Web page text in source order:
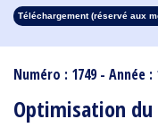
Numéro : 1749 - Année :
Optimisation
1913
1912 1911 1910
Téléchargement (réservé aux